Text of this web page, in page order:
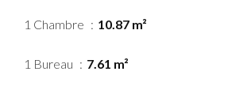
1 Chambre 10.87 m²
1 Bureau 7.61 m²